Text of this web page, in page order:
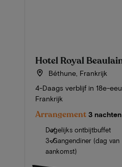
Hotel Royal
Béthune, Frankrijk
4-Daags verblijf in 18e-
Frankrijk
Arrangement 3
Dagelijks ontbijtbuffet
3-Gangendiner (dag van
aankomst)